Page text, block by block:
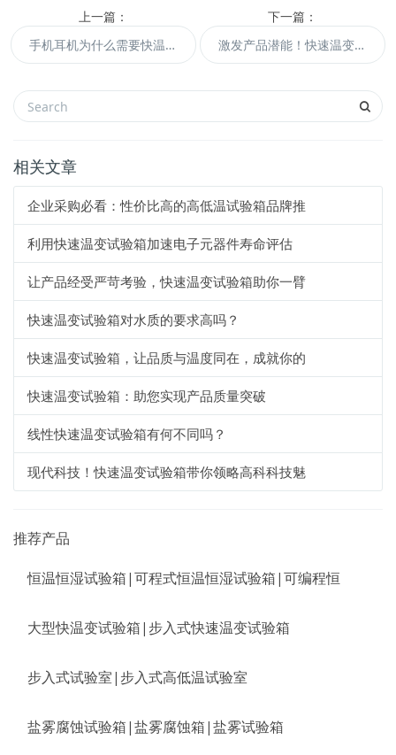
上一篇：
手机耳机为什么需要快温变试验箱做试验？
下一篇：
激发产品潜能！快速温变试验箱打造极致品质，展现产品优势！
相关文章
企业采购必看：性价比高的高低温试验箱品牌推
利用快速温变试验箱加速电子元器件寿命评估
让产品经受严苛考验，快速温变试验箱助你一臂
快速温变试验箱对水质的要求高吗？
快速温变试验箱，让品质与温度同在，成就你的
快速温变试验箱：助您实现产品质量突破
线性快速温变试验箱有何不同吗？
现代科技！快速温变试验箱带你领略高科科技魅
推荐产品
恒温恒湿试验箱|可程式恒温恒湿试验箱|可编程恒
大型快温变试验箱|步入式快速温变试验箱
步入式试验室|步入式高低温试验室
盐雾腐蚀试验箱|盐雾腐蚀箱|盐雾试验箱